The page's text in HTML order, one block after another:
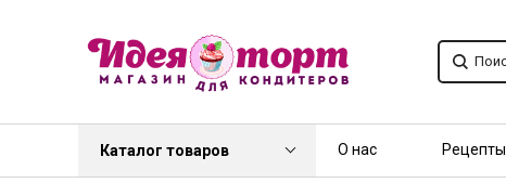
Каталог товаров О нас Рецепты